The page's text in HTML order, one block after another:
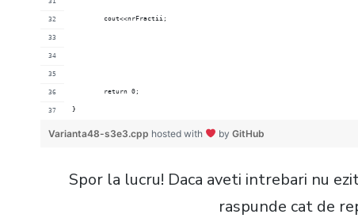
	cout<<nrFractii;
	return 0;
}
Varianta48-s3e3.cpp hosted with by GitHub
Spor la lucru! Daca aveti intrebari nu
raspunde cat de